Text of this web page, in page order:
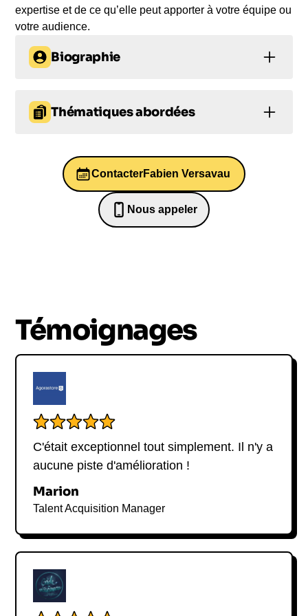
expertise et de ce qu’elle peut apporter à votre équipe ou
votre audience.
Biographie
est un expert dans les domaines du management
et du développement commercial. Diplômé d’un
d’un MBA Essec et Mannheim Business School, il
a débuté sa carrière chez Ford et Renault avant de
devenir manager chez Weave et directeur du
développement chez LeGuide.com et SNCF
Voyages International. En 2011, il a rejoint Le
et du marketing digital. Contactez-nous dès
maintenant pour en savoir plus.
Thématiques abordées
Management intergénérationnel
Prise de décision Prise de décision
ContacterFabien Versavau
Nous appeler
0652698481
Témoignages
C'était exceptionnel tout simplement. Il n'y a
aucune piste d'amélioration !
Marion
Talent Acquisition Manager